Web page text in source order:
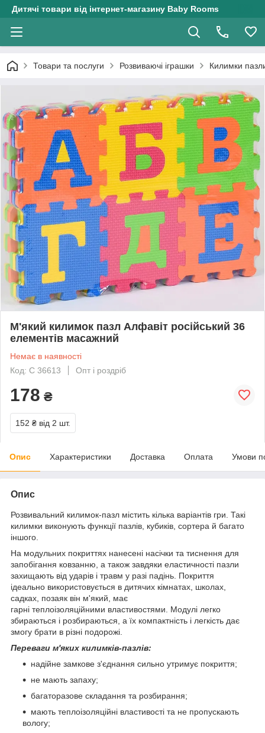
Дитячі товари від інтернет-магазину Baby Rooms
Товари та послуги Розвиваючі іграшки Килимки
М'який килимок пазл Алфавіт російський 36
елементів масажний
Немає в наявності
Код: С 36613
Опт і роздріб
178 ₴
152 ₴ від 2 шт.
Опис Характеристики Доставка Оплата Умови
Опис
Розвивальний килимок-пазл містить кілька варіантів гри. Такі
килимки виконують функції пазлів, кубиків, сортера й багато
іншого.
На модульних покриттях нанесені насічки та тиснення для
запобігання ковзанню, а також завдяки еластичності пазли
захищають від ударів і травм у разі падінь. Покриття
ідеально використовується в дитячих кімнатах, школах,
садках, позаяк він м'який, має
гарні теплоізоляційними властивостями. Модулі легко
збираються і розбираються, а їх компактність і легкість дає
змогу брати в різні подорожі.
Переваги м'яких килимків-пазлів:
надійне замкове з'єднання сильно утримує покриття;
не мають запаху;
багаторазове складання та розбирання;
мають теплоізоляційні властивості та не пропускають
вологу;